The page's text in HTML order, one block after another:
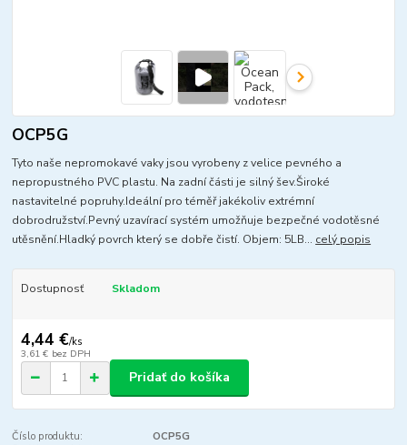
OCP5G
Tyto naše nepromokavé vaky jsou vyrobeny z velice pevného a
nepropustného PVC plastu. Na zadní části je silný šev.Široké
nastavitelné popruhy.Ideální pro téměř jakékoliv extrémní
dobrodružství.Pevný uzavírací systém umožňuje bezpečné vodotěsné
utěsnění.Hladký povrch který se dobře čistí. Objem: 5LB... celý popis
Dostupnosť Skladom
4,44 €/ks
3,61 € bez DPH
Pridať do košíka
Číslo produktu:
OCP5G